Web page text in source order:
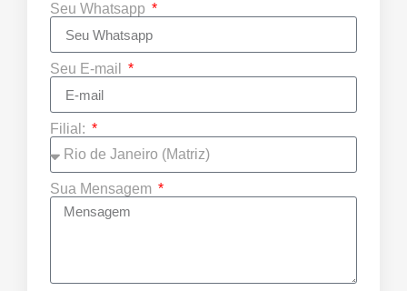
Seu Whatsapp
Seu E-mail
Filial:
Sua Mensagem